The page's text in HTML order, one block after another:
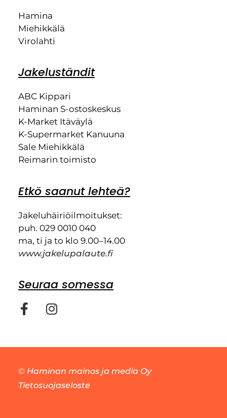
Hamina
Miehikkälä
Virolahti
Jakeluständit
ABC Kippari
Haminan S-ostoskeskus
K-Market Itäväylä
K-Supermarket Kanuuna
Sale Miehikkälä
Reimarin toimisto
Etkö saanut lehteä?
Jakeluhäiriöilmoitukset:
puh. 029 0010 040
ma, ti ja to klo 9.00–14.00
www.jakelupalaute.fi
Seuraa somessa
© Haminan mainos ja media Oy
Tietosuojaseloste